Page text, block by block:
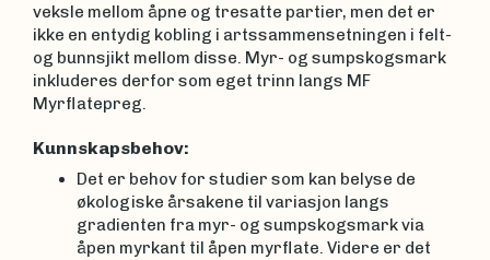
veksle mellom åpne og tresatte partier, men det er
ikke en entydig kobling i artssammensetningen i felt-
og bunnsjikt mellom disse. Myr- og sumpskogsmark
inkluderes derfor som eget trinn langs MF
Myrflatepreg.
Kunnskapsbehov:
Det er behov for studier som kan belyse de
økologiske årsakene til variasjon langs
gradienten fra myr- og sumpskogsmark via
åpen myrkant til åpen myrflate. Videre er det